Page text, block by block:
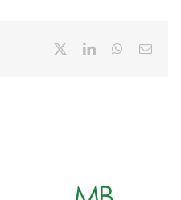
LinkedInWhatsApp
Correo